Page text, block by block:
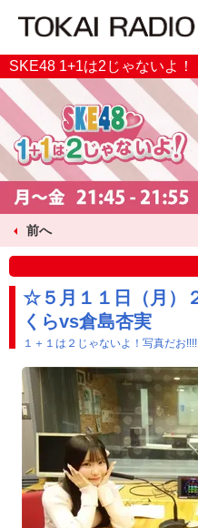
SKE48 1+1は2じゃないよ！
前へ
☆５月１１日（月）
くらvs倉島杏実
１＋１は２じゃないよ！写真だお